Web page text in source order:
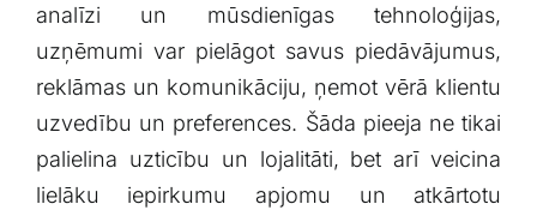
analīzi un mūsdienīgas tehnoloģijas,
uzņēmumi var pielāgot ⁣savus piedāvājumus,
reklāmas un ​komunikāciju, ņemot vērā ⁤klientu⁤
uzvedību un preferences. Šāda pieeja⁣ ne tikai
palielina uzticību un lojalitāti, ‌bet arī veicina
lielāku iepirkumu apjomu un atkārtotu